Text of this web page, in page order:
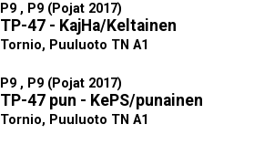
P9 , P9 (Pojat 2017)
TP-47 - KajHa/Keltainen
Tornio, Puuluoto TN A1
P9 , P9 (Pojat 2017)
TP-47 pun - KePS/punainen
Tornio, Puuluoto TN A1